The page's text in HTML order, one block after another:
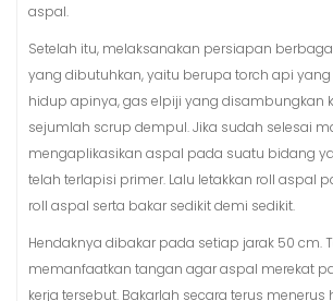
aspal.
Setelah itu, melaksanakan persiapan
yang dibutuhkan, yaitu berupa torch api
hidup apinya, gas elpiji yang disambungkan
sejumlah scrup dempul. Jika sudah selesai
mengaplikasikan aspal pada suatu bidang
telah terlapisi primer. Lalu letakkan roll aspal
roll aspal serta bakar sedikit demi sedikit.
Hendaknya dibakar pada setiap jarak 50 cm.
memanfaatkan tangan agar aspal merekat
kerja tersebut. Bakarlah secara terus